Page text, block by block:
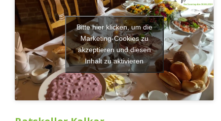
Bitte hier klicken, um die
Marketing-Cookies zu
akzeptieren und diesen
Inhalt zu aktivieren